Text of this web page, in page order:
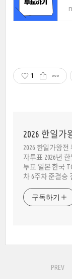
1
2026 한일가
2026 한일가왕
자투표 2026년
투표 일본 한국
차 6주차 준결승
구독하기
PREV